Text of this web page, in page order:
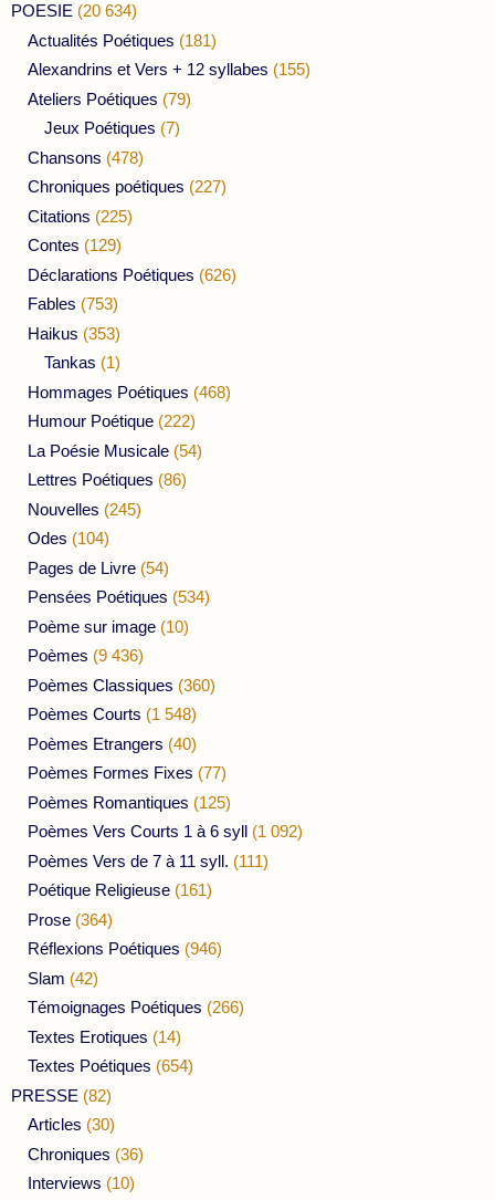
POESIE (20 634)
Actualités Poétiques (181)
Alexandrins et Vers + 12 syllabes (155)
Ateliers Poétiques (79)
Jeux Poétiques (7)
Chansons (478)
Chroniques poétiques (227)
Citations (225)
Contes (129)
Déclarations Poétiques (626)
Fables (753)
Haikus (353)
Tankas (1)
Hommages Poétiques (468)
Humour Poétique (222)
La Poésie Musicale (54)
Lettres Poétiques (86)
Nouvelles (245)
Odes (104)
Pages de Livre (54)
Pensées Poétiques (534)
Poème sur image (10)
Poèmes (9 436)
Poèmes Classiques (360)
Poèmes Courts (1 548)
Poèmes Etrangers (40)
Poèmes Formes Fixes (77)
Poèmes Romantiques (125)
Poèmes Vers Courts 1 à 6 syll (1 092)
Poèmes Vers de 7 à 11 syll. (111)
Poétique Religieuse (161)
Prose (364)
Réflexions Poétiques (946)
Slam (42)
Témoignages Poétiques (266)
Textes Erotiques (14)
Textes Poétiques (654)
PRESSE (82)
Articles (30)
Chroniques (36)
Interviews (10)